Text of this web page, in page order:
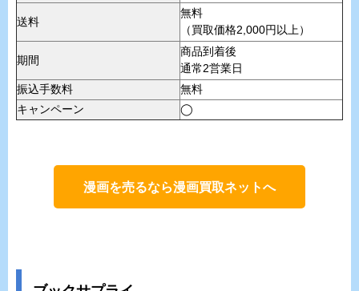
送料
無料
（買取価格2,000円以上）
期間
商品到着後
通常2営業日
振込手数料
無料
キャンペーン
◯
漫画を売るなら漫画買取ネットへ